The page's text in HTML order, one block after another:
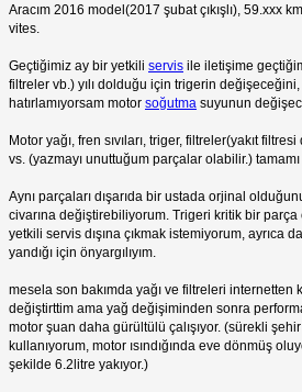
Aracım 2016 model(2017 şubat çıkışlı), 59.xxx
vites.
Geçtiğimiz ay bir yetkili servis ile iletişime
filtreler vb.) yılı dolduğu için trigerin değişeceğini,
hatırlamıyorsam motor soğutma suyunun
Motor yağı, fren sıvıları, triger, filtreler(yakıt
vs. (yazmayı unuttuğum parçalar olabilir.)
Aynı parçaları dışarıda bir ustada orjinal
civarına değiştirebiliyorum. Trigeri kritik bir
yetkili servis dışına çıkmak istemiyorum, ayrıca
yandığı için önyargılıyım.
mesela son bakımda yağı ve filtreleri internetten
değiştirttim ama yağ değişiminden sonra
motor şuan daha gürültülü çalışıyor. (sürekli
kullanıyorum, motor ısındığında eve dönmüş
şekilde 6.2litre yakıyor.)